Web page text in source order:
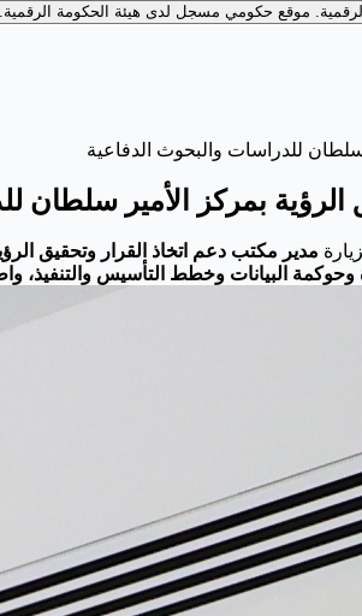
موقع حكومي مسجل لدى هيئة الحكومة
سلطان للدراسات والبحوث الدفاعية
بمركز الأمير سلطان
مدير مكتب دعم اتخاذ القرار وتحقيق
وحوكمة البيانات وخطط التأسيس والتنفيذ،